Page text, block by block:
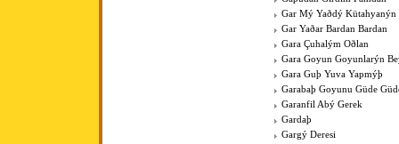
Gar Mý Yaðdý Kütahyanýn
Gar Yaðar Bardan Bardan
Gara Çuhalým Oðlan
Gara Goyun Goyunlarýn
Gara Guþ Yuva Yapmýþ
Garabaþ Goyunu Güde
Garanfil Abý Gerek
Gardaþ
Gargý Deresi